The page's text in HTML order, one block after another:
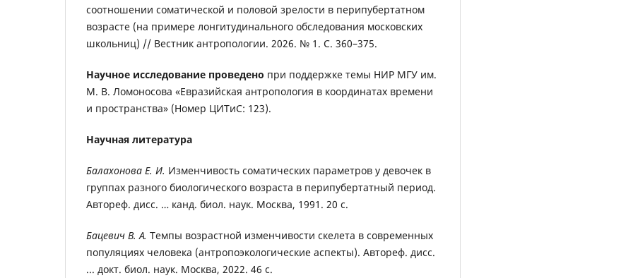
соотношении соматической и половой зрелости в перипубертатном
возрасте (на примере лонгитудинального обследования московских
школьниц) // Вестник антропологии. 2026. № 1. С. 360–375.
Научное исследование проведено при поддержке темы НИР МГУ им.
М. В. Ломоносова «Евразийская антропология в координатах времени
и пространства» (Номер ЦИТиС: 123).
Научная литература
Балахонова Е. И. Изменчивость соматических параметров у девочек в
группах разного биологического возраста в перипубертатный период.
Автореф. дисс. … канд. биол. наук. Москва, 1991. 20 с.
Бацевич В. А. Темпы возрастной изменчивости скелета в современных
популяциях человека (антропоэкологические аспекты). Автореф. дисс.
... докт. биол. наук. Москва, 2022. 46 с.